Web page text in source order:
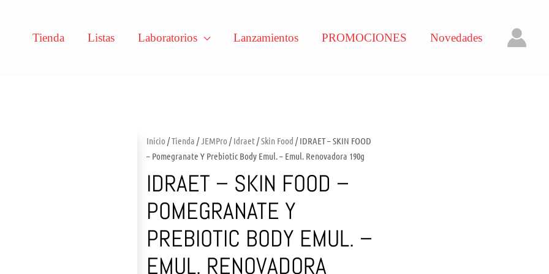
Tienda Listas Laboratorios Lanzamientos PROMOCIONES Novedades
Inicio /Tienda /JEMPro /Idraet/Skin Food / IDRAET – SKIN FOOD
– Pomegranate Y Prebiotic Body Emul. – Emul. Renovadora 190g
IDRAET – SKIN FOOD –
POMEGRANATE Y
PREBIOTIC BODY EMUL. –
EMUL. RENOVADORA